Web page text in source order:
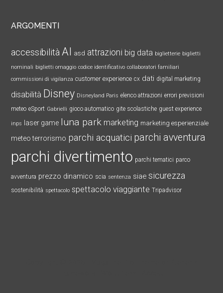
ARGOMENTI
accessibilità AI asd attrazioni big data biglietterie biglietti
nominali biglietti omaggio codice identificativo collaboratori familiari
commissioni di vigilanza customer experience cx dati digital marketing
disabilità Disney Disneyland Paris elenco attrazioni errori previsioni
meteo eSport Gabrielli gioco automatico gite scolastiche guest experience
inps laser game luna park marketing marketing esperienziale
meteo terrorismo parchi acquatici parchi avventura
parchi divertimento parchi tematici parco
avventura prezzo dinamico scia sentenza siae sicurezza
sostenibilità spettacolo spettacolo viaggiante Tripadvisor